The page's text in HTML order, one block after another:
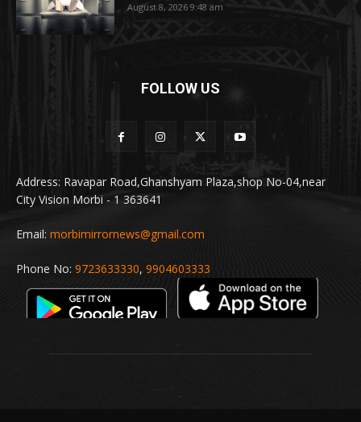
August 8, 2026 9:48 am
FOLLOW US
Address: Ravapar Road,Ghanshyam Plaza,shop No-04,near
City Vision Morbi - 1 363641
Email: morbimirrornews@gmail.com
Phone No: 9723633330, 9904603333